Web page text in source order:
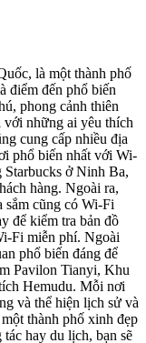
là một thành phố
điểm đến phổ biến
phong cảnh thiên
những ai yêu thích
cung cấp nhiều địa
phổ biến nhất với Wi-
Starbucks ở Ninh Ba,
hàng. Ngoài ra,
sắm cũng có Wi-Fi
để kiểm tra bản đồ
Fi miễn phí. Ngoài
phổ biến đáng để
Pavilon Tianyi, Khu
Hemudu. Mỗi nơi
và thể hiện lịch sử và
thành phố xinh đẹp
hay du lịch, bạn sẽ